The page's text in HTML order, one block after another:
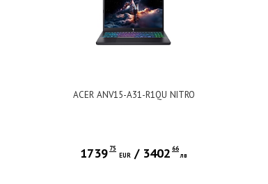
ACER ANV15-A31-R1QU NITRO
1739 75
EUR / 3402 66
лв